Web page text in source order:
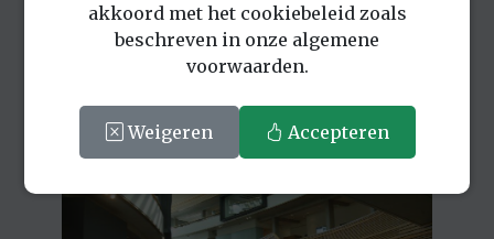
akkoord met het cookiebeleid zoals
beschreven in onze algemene
voorwaarden.
Weigeren Accepteren